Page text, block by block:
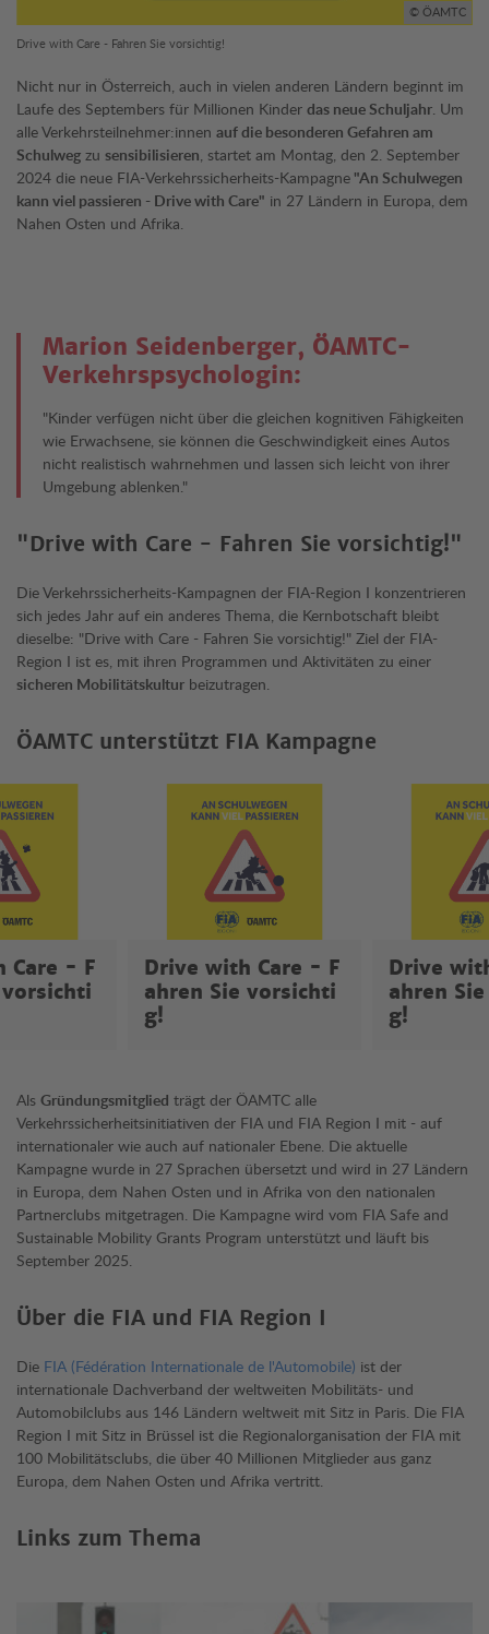
© ÖAMTC
Drive with Care - Fahren Sie vorsichtig!
Nicht nur in Österreich, auch in vielen anderen Ländern beginnt im
Laufe des Septembers für Millionen Kinder das neue Schuljahr. Um
alle Verkehrsteilnehmer:innen auf die besonderen Gefahren am
Schulweg zu sensibilisieren, startet am Montag, den 2. September
2024 die neue FIA-Verkehrssicherheits-Kampagne "An Schulwegen
kann viel passieren - Drive with Care" in 27 Ländern in Europa, dem
Nahen Osten und Afrika.
Marion Seidenberger, ÖAMTC-
Verkehrspsychologin:
"Kinder verfügen nicht über die gleichen kognitiven Fähigkeiten
wie Erwachsene, sie können die Geschwindigkeit eines Autos
nicht realistisch wahrnehmen und lassen sich leicht von ihrer
Umgebung ablenken."
"Drive with Care - Fahren Sie vorsichtig!"
Die Verkehrssicherheits-Kampagnen der FIA-Region I konzentrieren
sich jedes Jahr auf ein anderes Thema, die Kernbotschaft bleibt
dieselbe: "Drive with Care - Fahren Sie vorsichtig!" Ziel der FIA-
Region I ist es, mit ihren Programmen und Aktivitäten zu einer
sicheren Mobilitätskultur beizutragen.
ÖAMTC unterstützt FIA Kampagne
Care - F
Drive with Care - F
ahren Sie vorsichti
g!
Drive
ahren
g!
Als Gründungsmitglied trägt der ÖAMTC alle
Verkehrssicherheitsinitiativen der FIA und FIA Region I mit - auf
internationaler wie auch auf nationaler Ebene. Die aktuelle
Kampagne wurde in 27 Sprachen übersetzt und wird in 27 Ländern
in Europa, dem Nahen Osten und in Afrika von den nationalen
Partnerclubs mitgetragen. Die Kampagne wird vom FIA Safe and
Sustainable Mobility Grants Program unterstützt und läuft bis
September 2025.
Über die FIA und FIA Region I
Die FIA (Fédération Internationale de l'Automobile) ist der
internationale Dachverband der weltweiten Mobilitäts- und
Automobilclubs aus 146 Ländern weltweit mit Sitz in Paris. Die FIA
Region I mit Sitz in Brüssel ist die Regionalorganisation der FIA mit
100 Mobilitätsclubs, die über 40 Millionen Mitglieder aus ganz
Europa, dem Nahen Osten und Afrika vertritt.
Links zum Thema